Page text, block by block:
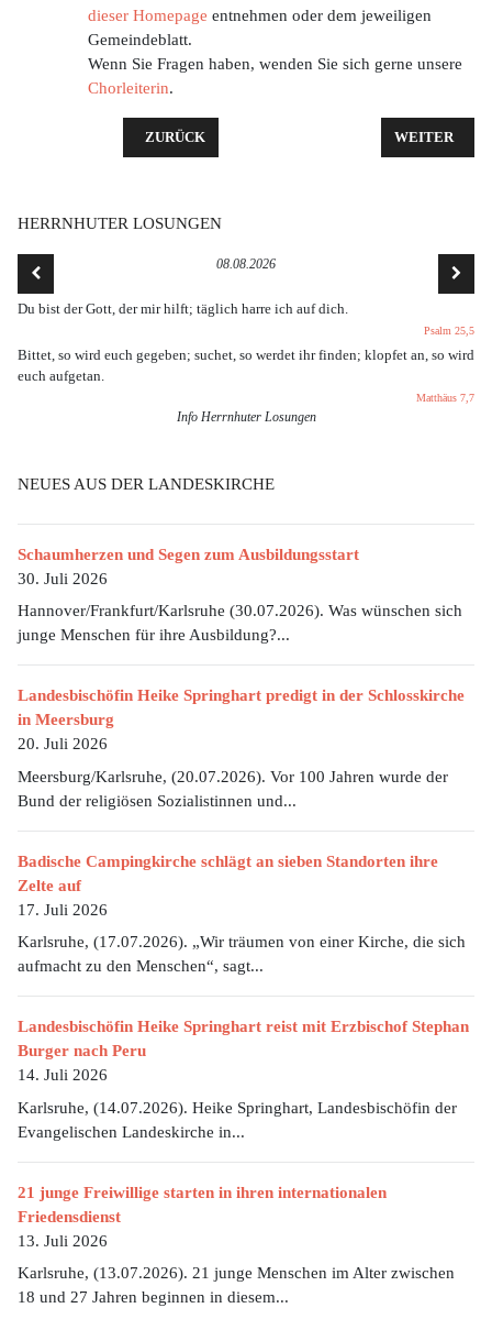
dieser Homepage entnehmen oder dem jeweiligen
Gemeindeblatt.
Wenn Sie Fragen haben, wenden Sie sich gerne unsere
Chorleiterin.
VORHERIGER BEITRAG: EINFÜHRUNG NEUER
ZURÜCK NÄCHSTER
WEITER
HERRNHUTER LOSUNGEN
08.08.2026
Du bist der Gott, der mir hilft; täglich harre ich auf dich.
Psalm 25,5
Bittet, so wird euch gegeben; suchet, so werdet ihr finden; klopfet an, so wird
euch aufgetan.
Matthäus 7,7
Info Herrnhuter Losungen
NEUES AUS DER LANDESKIRCHE
Schaumherzen und Segen zum Ausbildungsstart
30. Juli 2026
Hannover/Frankfurt/Karlsruhe (30.07.2026). Was wünschen sich
junge Menschen für ihre Ausbildung?...
Landesbischöfin Heike Springhart predigt in der Schlosskirche
in Meersburg
20. Juli 2026
Meersburg/Karlsruhe, (20.07.2026). Vor 100 Jahren wurde der
Bund der religiösen Sozialistinnen und...
Badische Campingkirche schlägt an sieben Standorten ihre
Zelte auf
17. Juli 2026
Karlsruhe, (17.07.2026). „Wir träumen von einer Kirche, die sich
aufmacht zu den Menschen“, sagt...
Landesbischöfin Heike Springhart reist mit Erzbischof Stephan
Burger nach Peru
14. Juli 2026
Karlsruhe, (14.07.2026). Heike Springhart, Landesbischöfin der
Evangelischen Landeskirche in...
21 junge Freiwillige starten in ihren internationalen
Friedensdienst
13. Juli 2026
Karlsruhe, (13.07.2026). 21 junge Menschen im Alter zwischen
18 und 27 Jahren beginnen in diesem...